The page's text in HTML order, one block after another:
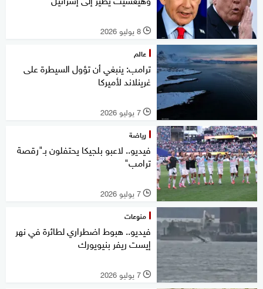
l 8 يوليو 2026
عالم
ترامب: ينبغي أن تؤول السيطرة على
غرينلاند لأميركا
l 7 يوليو 2026
رياضة
فيديو.. لاعبو بلجيكا يحتفلون بـ"رقصة
ترامب"
l 7 يوليو 2026
منوعات
فيديو.. هبوط اضطراري لطائرة في نهر
إيست ريفر بنيويورك
l 7 يوليو 2026